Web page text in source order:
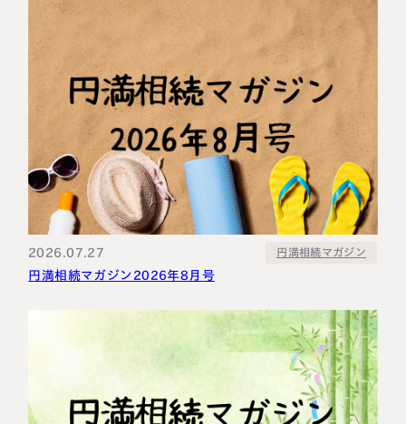
2026.07.27 円満相続マガジン
円満相続マガジン2026年8月号